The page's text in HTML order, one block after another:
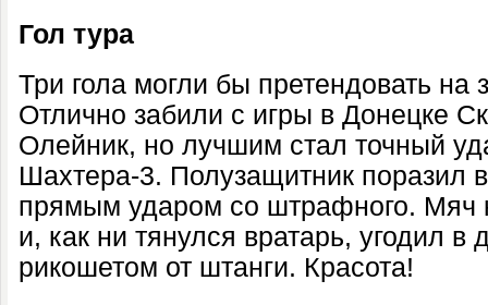
Гол тура
Три гола могли бы претендовать на
Отлично забили с игры в Донецке
Олейник, но лучшим стал точный
Шахтера-3. Полузащитник поразил
прямым ударом со штрафного. Мяч
и, как ни тянулся вратарь, угодил в
рикошетом от штанги. Красота!